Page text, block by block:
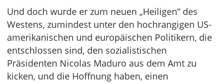
Und doch wurde er zum neuen „Heiligen“ des
Westens, zumindest unter den hochrangigen US-
amerikanischen und europäischen Politikern, die
entschlossen sind, den sozialistischen
Präsidenten Nicolas Maduro aus dem Amt zu
kicken, und die Hoffnung haben, einen